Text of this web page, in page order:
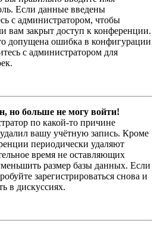
Если данные введены
с администратором, чтобы
вам закрыт доступ к конференции.
допущена ошибка в конфигурации
с администратором для
но больше не могу войти!
по какой-то причине
вашу учётную запись. Кроме
периодически удаляют
время не оставляющих
размер базы данных. Если
зарегистрироваться снова и
в дискуссиях.